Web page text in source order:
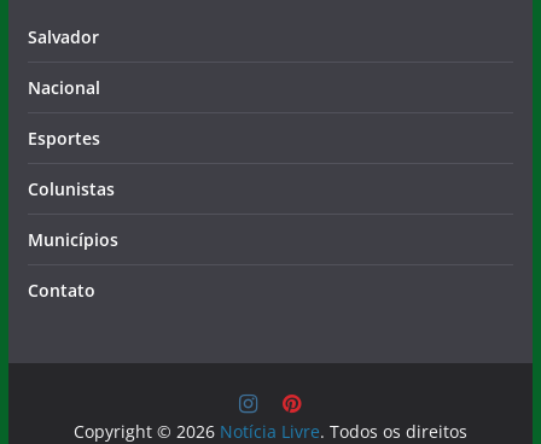
Salvador
Nacional
Esportes
Colunistas
Municípios
Contato
Copyright © 2026 Notícia Livre. Todos os direitos